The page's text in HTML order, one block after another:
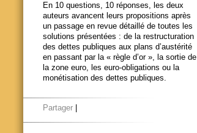
En 10 questions, 10 réponses, les deux
auteurs avancent leurs propositions après
un passage en revue détaillé de toutes les
solutions présentées : de la restructuration
des dettes publiques aux plans d’austérité
en passant par la « règle d’or », la sortie de
la zone euro, les euro-obligations ou la
monétisation des dettes publiques.
Partager